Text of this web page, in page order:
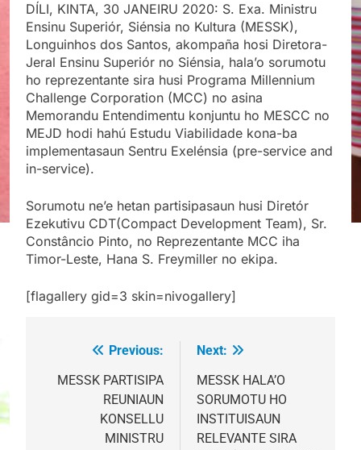
DÍLI, KINTA, 30 JANEIRU 2020: S. Exa. Ministru
Ensinu Superiór, Siénsia no Kultura (MESSK),
Longuinhos dos Santos, akompaña hosi Diretora-
Jeral Ensinu Superiór no Siénsia, hala’o sorumotu
ho reprezentante sira husi Programa Millennium
Challenge Corporation (MCC) no asina
Memorandu Entendimentu konjuntu ho MESCC no
MEJD hodi hahú Estudu Viabilidade kona-ba
implementasaun Sentru Exelénsia (pre-service and
in-service).
Sorumotu ne’e hetan partisipasaun husi Diretór
Ezekutivu CDT(Compact Development Team), Sr.
Constâncio Pinto, no Reprezentante MCC iha
Timor-Leste, Hana S. Freymiller no ekipa.
[flagallery gid=3 skin=nivogallery]
navigation
Previous:
MESSK PARTISIPA
REUNIAUN
KONSELLU
MINISTRU
Next:
MESSK HALA’O
SORUMOTU HO
INSTITUISAUN
RELEVANTE SIRA